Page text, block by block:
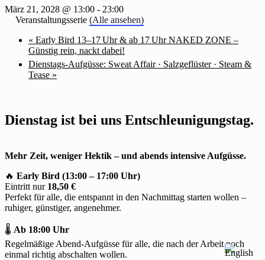
März 21, 2028 @ 13:00 - 23:00
Veranstaltungsserie (Alle ansehen)
« Early Bird 13–17 Uhr & ab 17 Uhr NAKED ZONE –
Günstig rein, nackt dabei!
Dienstags-Aufgüsse: Sweat Affair · Salzgeflüster · Steam &
Tease »
Dienstag ist bei uns Entschleunigungstag.
Mehr Zeit, weniger Hektik – und abends intensive Aufgüsse.
🔥 Early Bird (13:00 – 17:00 Uhr)
Eintritt nur 18,50 €
Perfekt für alle, die entspannt in den Nachmittag starten wollen –
ruhiger, günstiger, angenehmer.
🌡 Ab 18:00 Uhr
Regelmäßige Abend-Aufgüsse für alle, die nach der Arbeit noch
einmal richtig abschalten wollen.